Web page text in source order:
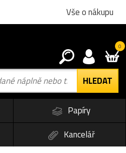
Vše o nákupu
0
Papíry
Kancelář